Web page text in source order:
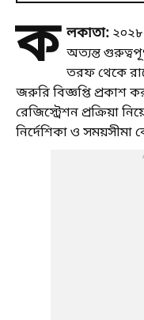
ক লকাতা: ২০২৮
অত্যন্ত
তরফ থেকে
জরুরি বিজ্ঞপ্তি প্রকাশ
রেজিস্ট্রেশন প্রক্রিয়া
নির্দেশিকা ও সময়সীমা